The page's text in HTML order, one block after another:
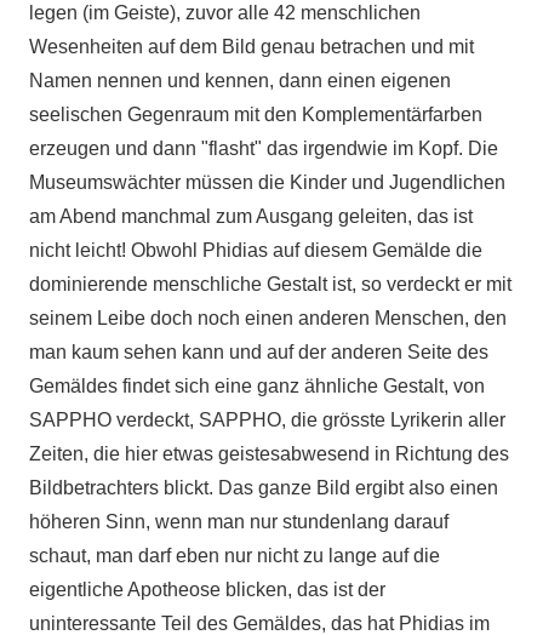
legen (im Geiste), zuvor alle 42 menschlichen
Wesenheiten auf dem Bild genau betrachen und mit
Namen nennen und kennen, dann einen eigenen
seelischen Gegenraum mit den Komplementärfarben
erzeugen und dann "flasht" das irgendwie im Kopf. Die
Museumswächter müssen die Kinder und Jugendlichen
am Abend manchmal zum Ausgang geleiten, das ist
nicht leicht! Obwohl Phidias auf diesem Gemälde die
dominierende menschliche Gestalt ist, so verdeckt er mit
seinem Leibe doch noch einen anderen Menschen, den
man kaum sehen kann und auf der anderen Seite des
Gemäldes findet sich eine ganz ähnliche Gestalt, von
SAPPHO verdeckt, SAPPHO, die grösste Lyrikerin aller
Zeiten, die hier etwas geistesabwesend in Richtung des
Bildbetrachters blickt. Das ganze Bild ergibt also einen
höheren Sinn, wenn man nur stundenlang darauf
schaut, man darf eben nur nicht zu lange auf die
eigentliche Apotheose blicken, das ist der
uninteressante Teil des Gemäldes, das hat Phidias im